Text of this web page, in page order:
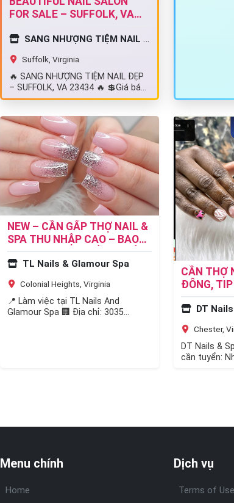
FOR SALE – SUFFOLK, VA
SANG NHƯỢNG TIỆM NAIL ĐẸP
Suffolk, Virginia
🔥 SANG NHƯỢNG TIỆM NAIL ĐẸP
– SUFFOLK, VA 23434 🔥 💲Giá bán:
$90,000 Cơ hội sở hữu một tiệm…
NEW – CẦN GẤP THỢ NAIL &
SPA THU NHẬP CAO – BAO
CHỖ Ở CHO THỢ Ở XA
TL Nails & Glamour Spa
Colonial Heights, Virginia
📍 Làm việc tại TL Nails And
Glamour Spa 🏢 Địa chỉ: 3035
CẦN THỢ
ĐÔNG,
DT
Chester,
DT Nails &
cần tuyển:
Menu chính
Home
Dịch vụ
Terms of Use